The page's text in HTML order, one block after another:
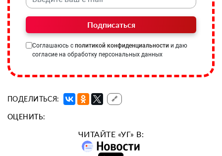
Подписаться
Соглашаюсь с политикой конфиденциальности и даю
согласие на обработку персональных данных
ПОДЕЛИТЬСЯ: 🔗
ОЦЕНИТЬ:
ЧИТАЙТЕ «УГ» В: